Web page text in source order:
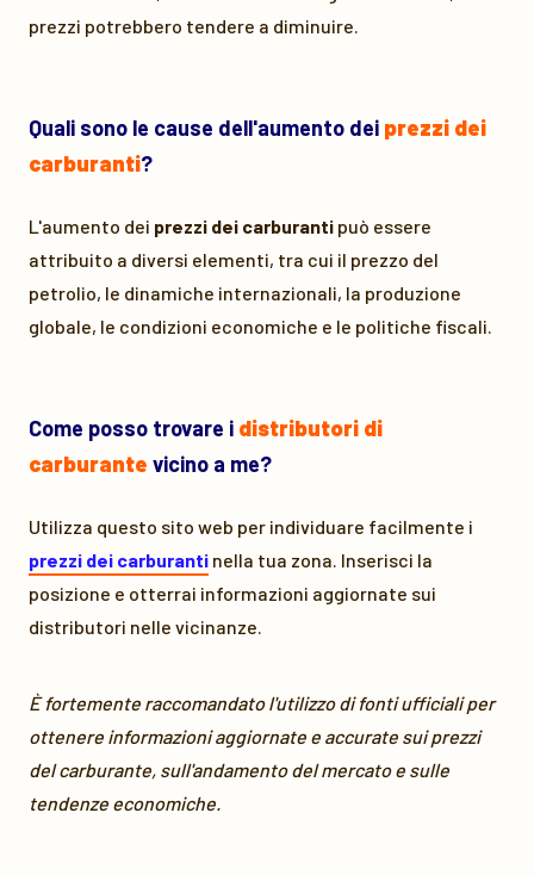
prezzi potrebbero tendere a diminuire.
Quali sono le cause dell'aumento dei prezzi dei
carburanti?
L'aumento dei prezzi dei carburanti può essere
attribuito a diversi elementi, tra cui il prezzo del
petrolio, le dinamiche internazionali, la produzione
globale, le condizioni economiche e le politiche fiscali.
Come posso trovare i distributori di
carburante vicino a me?
Utilizza questo sito web per individuare facilmente i
prezzi dei carburanti nella tua zona. Inserisci la
posizione e otterrai informazioni aggiornate sui
distributori nelle vicinanze.
È fortemente raccomandato l'utilizzo di fonti ufficiali per
ottenere informazioni aggiornate e accurate sui prezzi
del carburante, sull'andamento del mercato e sulle
tendenze economiche.